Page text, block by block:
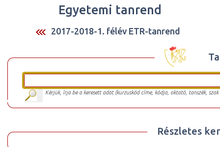
Egyetemi tanrend
2017-2018-1. félév ETR-tanrend
Kérjük, írja be a keresett adat (kurzuskód címe, kódja, oktató, tanszék,
Részletes